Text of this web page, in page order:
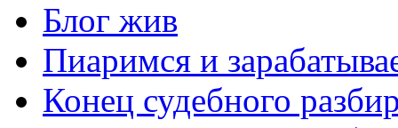
Блог жив
Пиаримся и
Конец судебного